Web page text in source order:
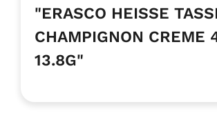
"ERASCO HEISSE
CHAMPIGNON CREME
13.8G"